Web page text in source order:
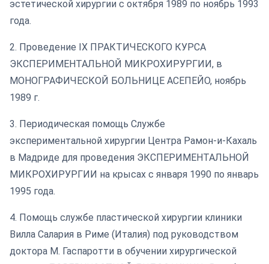
эстетической хирургии с октября 1989 по ноябрь 1993
года.
2. Проведение IX ПРАКТИЧЕСКОГО КУРСА
ЭКСПЕРИМЕНТАЛЬНОЙ МИКРОХИРУРГИИ, в
МОНОГРАФИЧЕСКОЙ БОЛЬНИЦЕ АСЕПЕЙО, ноябрь
1989 г.
3. Периодическая помощь Службе
экспериментальной хирургии Центра Рамон-и-Кахаль
в Мадриде для проведения ЭКСПЕРИМЕНТАЛЬНОЙ
МИКРОХИРУРГИИ на крысах с января 1990 по январь
1995 года.
4. Помощь службе пластической хирургии клиники
Вилла Салария в Риме (Италия) под руководством
доктора М. Гаспаротти в обучении хирургической